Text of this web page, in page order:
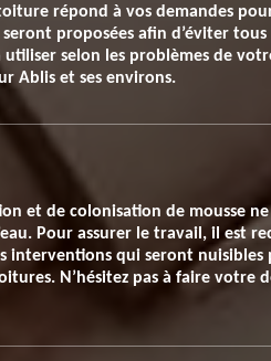
répond à vos demandes
proposées afin d’éviter
selon les problèmes de
Ablis et ses environs.
et de colonisation de mousse
Pour assurer le travail, il est
interventions qui seront
N’hésitez pas à faire votre